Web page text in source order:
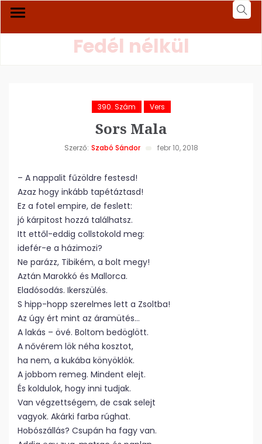
Fedél nélkül
390. Szám Vers
Sors Mala
Szerző: Szabó Sándor febr 10, 2018
– A nappalit fűzöldre festesd!
Azaz hogy inkább tapétáztasd!
Ez a fotel empire, de feslett:
jó kárpitost hozzá találhatsz.
Itt ettől-eddig collstokold meg:
idefér-e a házimozi?
Ne parázz, Tibikém, a bolt megy!
Aztán Marokkó és Mallorca.
Eladósodás. Ikerszülés.
S hipp-hopp szerelmes lett a Zsoltba!
Az úgy ért mint az áramütés…
A lakás – övé. Boltom bedöglött.
A nővérem lök néha kosztot,
ha nem, a kukába könyöklök.
A jobbom remeg. Mindent elejt.
És koldulok, hogy inni tudjak.
Van végzettségem, de csak selejt
vagyok. Akárki farba rúghat.
Hobószállás? Csupán ha fagy van.